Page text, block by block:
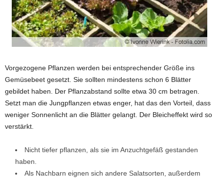
Vorgezogene Pflanzen werden bei entsprechender Größe ins
Gemüsebeet gesetzt. Sie sollten mindestens schon 6 Blätter
gebildet haben. Der Pflanzabstand sollte etwa 30 cm betragen.
Setzt man die Jungpflanzen etwas enger, hat das den Vorteil, dass
weniger Sonnenlicht an die Blätter gelangt. Der Bleicheffekt wird so
verstärkt.
Nicht tiefer pflanzen, als sie im Anzuchtgefäß gestanden
haben.
Als Nachbarn eignen sich andere Salatsorten, außerdem